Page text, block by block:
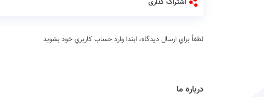
اشتراک گذاری
لطفاً براي ارسال دیدگاه، ابتدا وارد حساب كاربري خود بشويد
درباره ما